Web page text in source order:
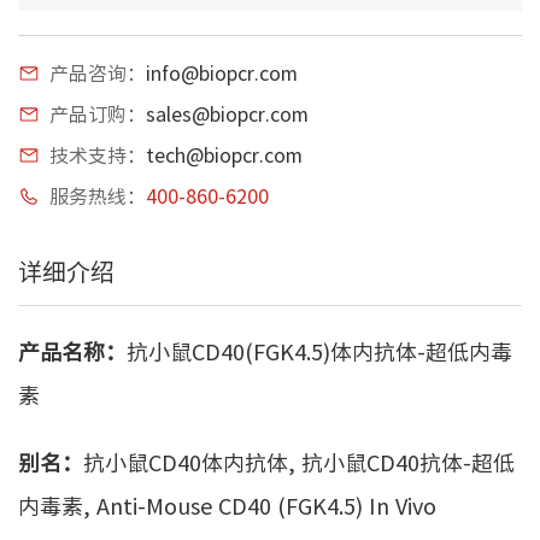
产品咨询： info@biopcr.com
产品订购： sales@biopcr.com
技术支持： tech@biopcr.com
服务热线： 400-860-6200
详细介绍
产品名称： 抗小鼠CD40(FGK4.5)体内抗体-超低内毒
素
别名： 抗小鼠CD40体内抗体, 抗小鼠CD40抗体-超低
内毒素, Anti-Mouse CD40 (FGK4.5) In Vivo